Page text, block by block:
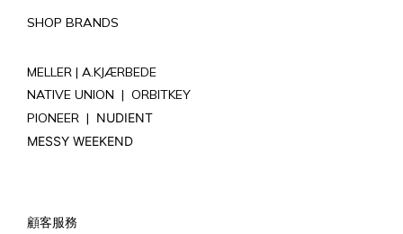
SHOP BRANDS
MELLER | A.KJÆRBEDE
NATIVE UNION | ORBITKEY
PIONEER | NUDIENT
MESSY WEEKEND
顧客服務